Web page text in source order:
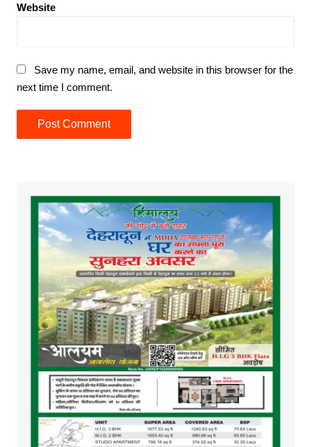
Website
Save my name, email, and website in this browser for the
next time I comment.